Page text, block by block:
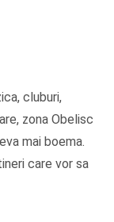
cluburi,
zona Obelisc
mai boema.
care vor sa